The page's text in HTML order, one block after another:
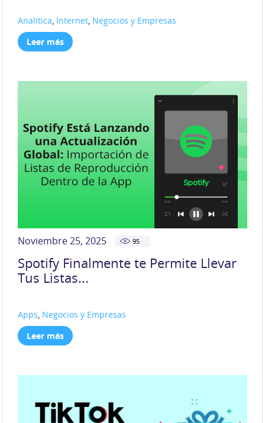
Analítica, Internet, Negocios y Empresas
Leer más
Noviembre 25, 2025 95
Spotify Finalmente te Permite Llevar
Tus Listas...
Apps, Negocios y Empresas
Leer más